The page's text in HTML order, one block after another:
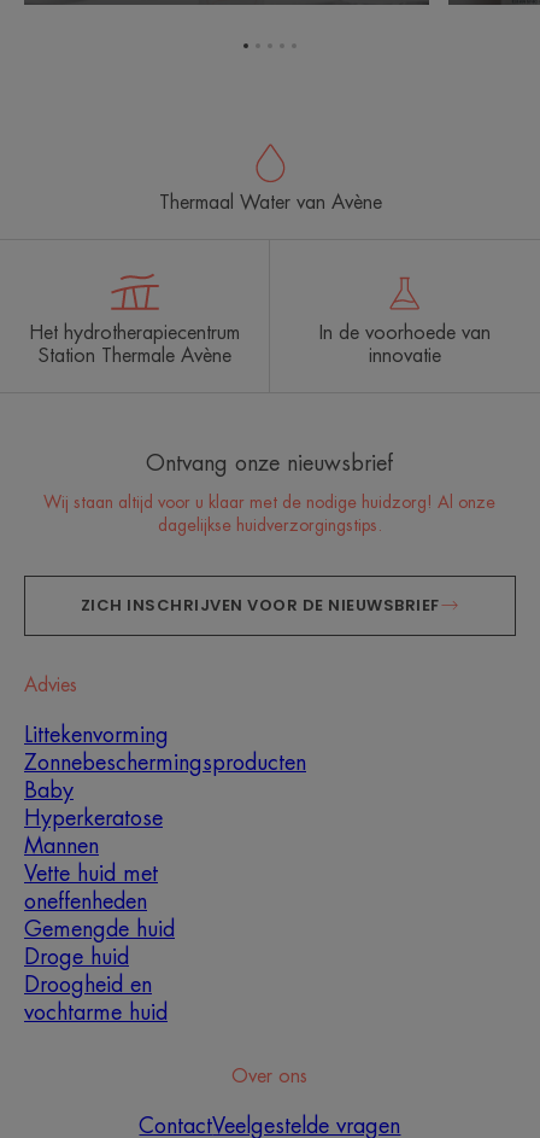
Thermaal Water van Avène
Het hydrotherapiecentrum
Station Thermale Avène
In de voorhoede van
innovatie
Ontvang onze nieuwsbrief
Wij staan altijd voor u klaar met de nodige huidzorg! Al onze
dagelijkse huidverzorgingstips.
ZICH INSCHRIJVEN VOOR DE NIEUWSBRIEF
Advies
Littekenvorming
Zonnebeschermingsproducten
Baby
Hyperkeratose
Mannen
Vette huid met
oneffenheden
Gemengde huid
Droge huid
Droogheid en
vochtarme huid
Over ons
ContactVeelgestelde vragen